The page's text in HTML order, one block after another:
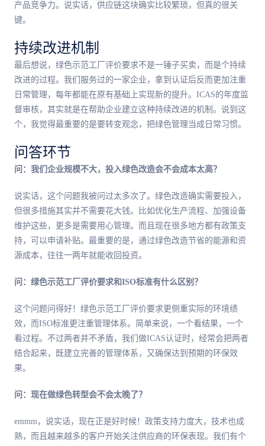
产品竞争力。说实话，供应链这块确实比较繁琐，但真的很关
键。
持续改进机制
最后想说，绿色示范工厂评价要求不是一锤子买卖，而是个持续
改进的过程。我们服务过的一家企业，拿到认证后反而更加注重
日常管理，每年都能在原有基础上实现新的提升。ICAS的年度监
督审核，其实就是在帮助企业建立这种持续改进的机制。说到这
个，我觉得最重要的是要转变观念，把绿色管理当成日常习惯。
问答环节
问：我们企业规模不大，投入绿色改造会不会成本太高？
说实话，这个问题我被问过太多次了。绿色改造确实需要投入，
但很多措施其实并不需要花大钱。比如优化生产流程、加强设备
维护这些，更多是需要用心管理。而且现在很多地方都有政策支
持，可以申请补贴。最重要的是，通过绿色改造节省的能源和资
源成本，往往一两年就能收回投资。
问：绿色示范工厂评价要求和ISO标准有什么区别？
这个问题问得好！绿色示范工厂评价要求更侧重实际的环境绩
效，而ISO标准更注重管理体系。简单来说，一个看结果，一个
看过程。不过两者并不矛盾，我们做ICAS认证时，经常会把两者
结合起来，既建立完善的管理体系，又确保达到预期的环保效
果。
问：现在做绿色转型会不会太晚了？
emmm，说实话，现在正是好时候！政策支持力度大，技术也成
熟，而且越来越多的客户开始关注供应商的环保表现。我们有个